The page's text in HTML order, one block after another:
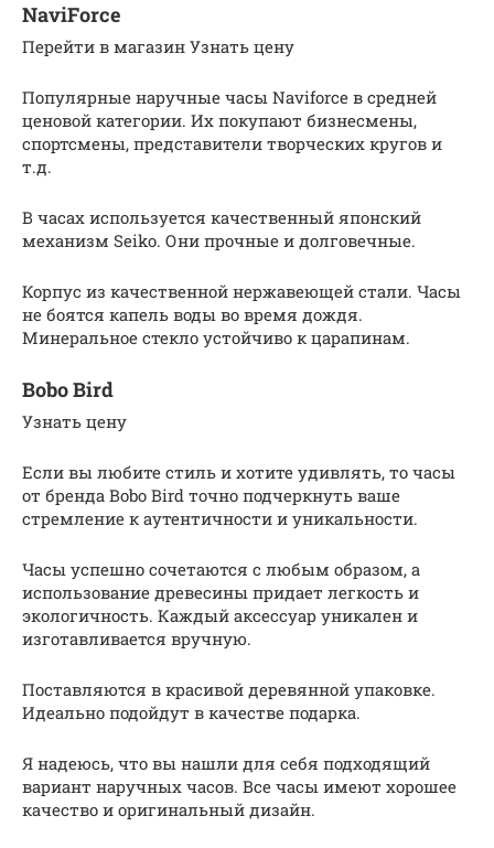
NaviForce
Перейти в магазин Узнать цену
Популярные наручные часы Naviforce в средней
ценовой категории. Их покупают бизнесмены,
спортсмены, представители творческих кругов и
т.д.
В часах используется качественный японский
механизм Seiko. Они прочные и долговечные.
Корпус из качественной нержавеющей стали. Часы
не боятся капель воды во время дождя.
Минеральное стекло устойчиво к царапинам.
Bobo Bird
Узнать цену
Если вы любите стиль и хотите удивлять, то часы
от бренда Bobo Bird точно подчеркнуть ваше
стремление к аутентичности и уникальности.
Часы успешно сочетаются с любым образом, а
использование древесины придает легкость и
экологичность. Каждый аксессуар уникален и
изготавливается вручную.
Поставляются в красивой деревянной упаковке.
Идеально подойдут в качестве подарка.
Я надеюсь, что вы нашли для себя подходящий
вариант наручных часов. Все часы имеют хорошее
качество и оригинальный дизайн.